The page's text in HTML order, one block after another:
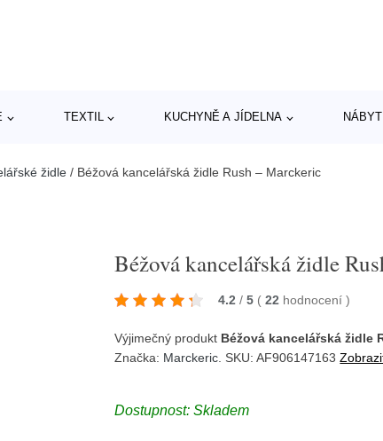
TEXTIL KUCHYNĚ A JÍDELNA
židle / Béžová kancelářská židle Rush – Marckeric
Béžová kancelářská židle
4.2 / 5 ( 22 hodnocení)
Výjimečný produkt Béžová kancelářská židle
Značka: Marckeric . SKU: AF906147163
Dostupnost:Skladem